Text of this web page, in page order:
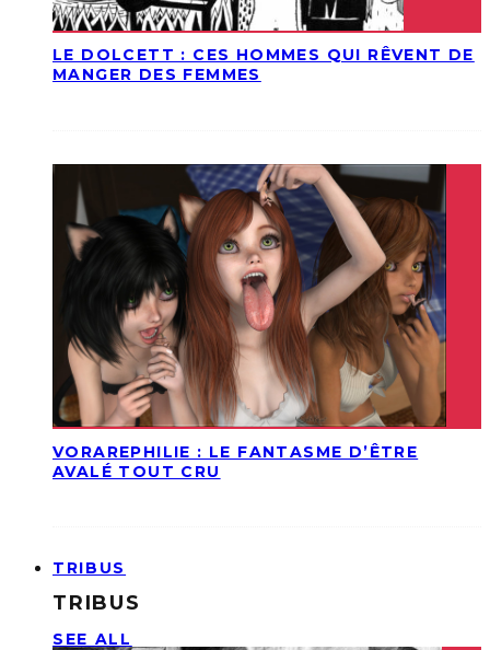
LE DOLCETT : CES HOMMES QUI RÊVENT DE
MANGER DES FEMMES
VORAREPHILIE : LE FANTASME D’ÊTRE
AVALÉ TOUT CRU
TRIBUS
TRIBUS
SEE ALL